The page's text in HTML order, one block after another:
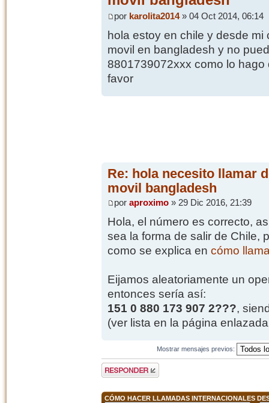
por karolita2014» 04 Oct 2014, 06:14
hola estoy en chile y desde
movil en bangladesh y no
8801739072xxx como lo
favor
Re: hola necesito llamar
movil bangladesh
por aproximo» 29 Dic 2016, 21:39
Hola, el número es correcto,
sea la forma de salir de Chile,
como se explica en cómo
Eijamos aleatoriamente un
entonces sería así:
151 0 880 173 907 2???,
(ver lista en la página
Mostrar mensajes previos:
Publicar una
respuesta
CÓMO HACER LLAMADAS INTERNACIONALES